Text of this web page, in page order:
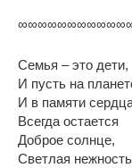
Семья – это дети,
И пусть на
И в памяти
Всегда остается
Доброе солнце,
Светлая